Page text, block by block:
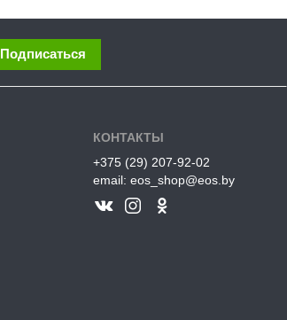
Подписаться
КОНТАКТЫ
+375 (29) 207-92-02
email: eos_shop@eos.by